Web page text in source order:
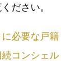
ださい。
に必要な戸籍
コンシェル